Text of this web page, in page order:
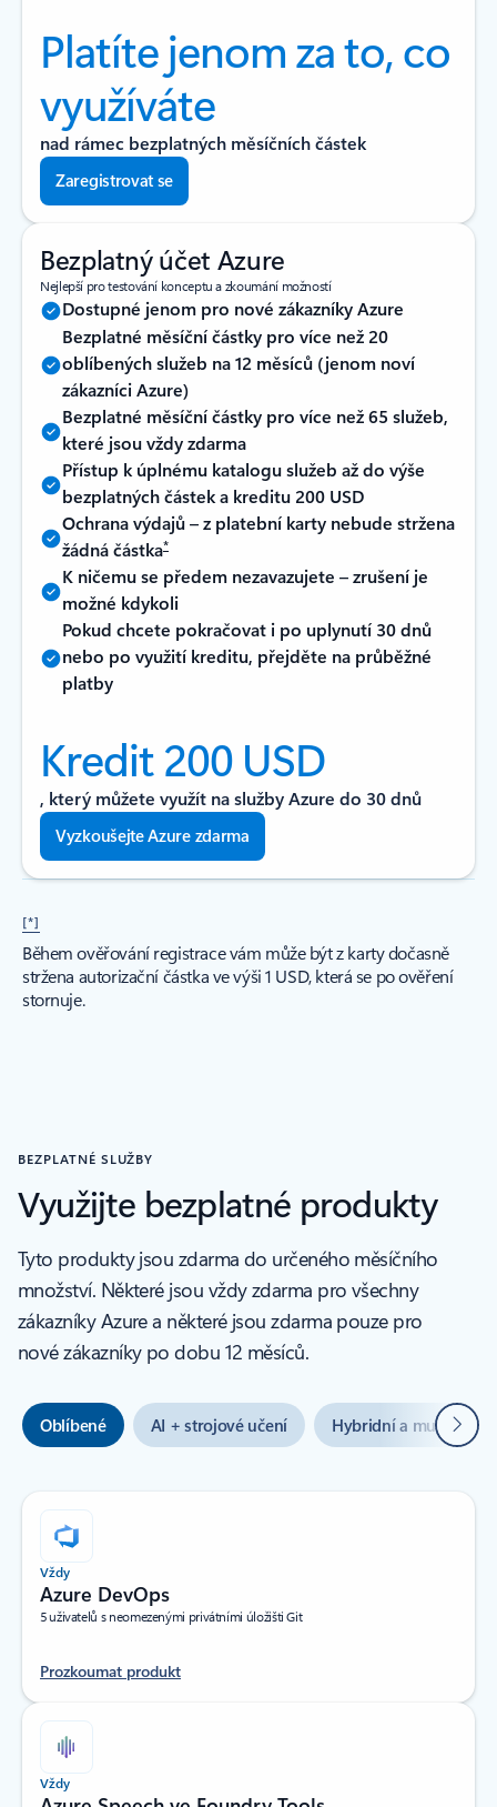
Platíte jenom za to, co
využíváte
nad rámec bezplatných měsíčních částek
Zaregistrovat se
Bezplatný účet Azure
Nejlepší pro testování konceptu a zkoumání možností
Dostupné jenom pro nové zákazníky Azure
Bezplatné měsíční částky pro více než 20
oblíbených služeb na 12 měsíců (jenom noví
zákazníci Azure)
Bezplatné měsíční částky pro více než 65 služeb,
které jsou vždy zdarma
Přístup k úplnému katalogu služeb až do výše
bezplatných částek a kreditu 200 USD
Ochrana výdajů – z platební karty nebude stržena
žádná částka*
K ničemu se předem nezavazujete –⁠⁠ zrušení je
možné kdykoli
Pokud chcete pokračovat i po uplynutí 30 dnů
nebo po využití kreditu, přejděte na průběžné
platby
Kredit 200 USD
, který můžete využít na služby Azure do 30 dnů
Vyzkoušejte Azure zdarma
[*]
Během ověřování registrace vám může být z karty dočasně
stržena autorizační částka ve výši 1 USD, která se po ověření
stornuje.
BEZPLATNÉ SLUŽBY
Využijte bezplatné produkty
Tyto produkty jsou zdarma do určeného měsíčního
množství. Některé jsou vždy zdarma pro všechny
zákazníky Azure a některé jsou zdarma pouze pro
nové zákazníky po dobu 12 měsíců.
Oblíbené AI + strojové učení Hybridní a Další
Vždy
Azure DevOps
5 uživatelů s neomezenými privátními úložišti Git
Prozkoumat produkt
Vždy